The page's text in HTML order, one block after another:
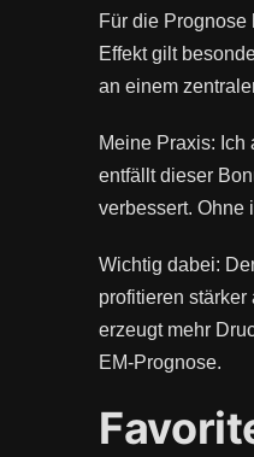
Für die Prognose
Effekt gilt
an einem
Meine Praxis:
entfällt dieser
verbessert. Ohne
Wichtig dabei:
profitieren
erzeugt mehr
EM-Prognose.